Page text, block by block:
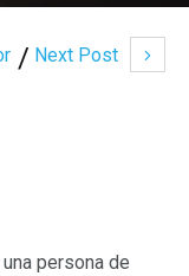
Next Post
persona de